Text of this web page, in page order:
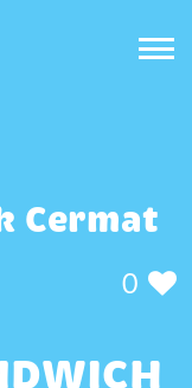
Cermat
0